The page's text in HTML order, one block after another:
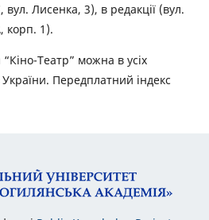
вул. Лисенка, 3), в редакції (вул.
корп. 1).
Театр” можна в усіх
Передплатний індекс